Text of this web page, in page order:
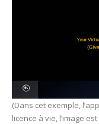
(Dans cet exemple,
licence à vie, l’image